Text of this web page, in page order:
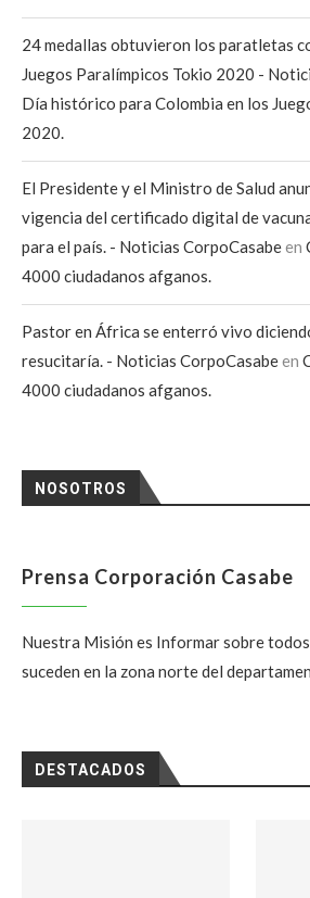
24 medallas obtuvieron los paratletas
Juegos Paralímpicos Tokio 2020 -
Día histórico para Colombia en los
2020.
El Presidente y el Ministro de Salud
vigencia del certificado digital de
para el país. - Noticias CorpoCasabeen
4000 ciudadanos afganos.
Pastor en África se enterró vivo
resucitaría. - Noticias CorpoCasabeen
4000 ciudadanos afganos.
NOSOTROS
Prensa Corporación Casabe
Nuestra Misión es Informar sobre
suceden en la zona norte del
DESTACADOS